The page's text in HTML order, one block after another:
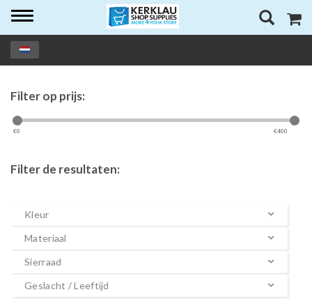
Toggle
Filter op prijs:
€0 €400
Filter de resultaten:
Kleur
Materiaal
Sierraad
Geslacht / Leeftijd